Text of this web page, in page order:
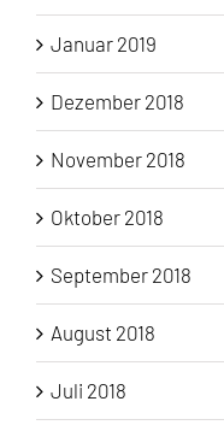
Januar 2019
Dezember 2018
November 2018
Oktober 2018
September 2018
August 2018
Juli 2018